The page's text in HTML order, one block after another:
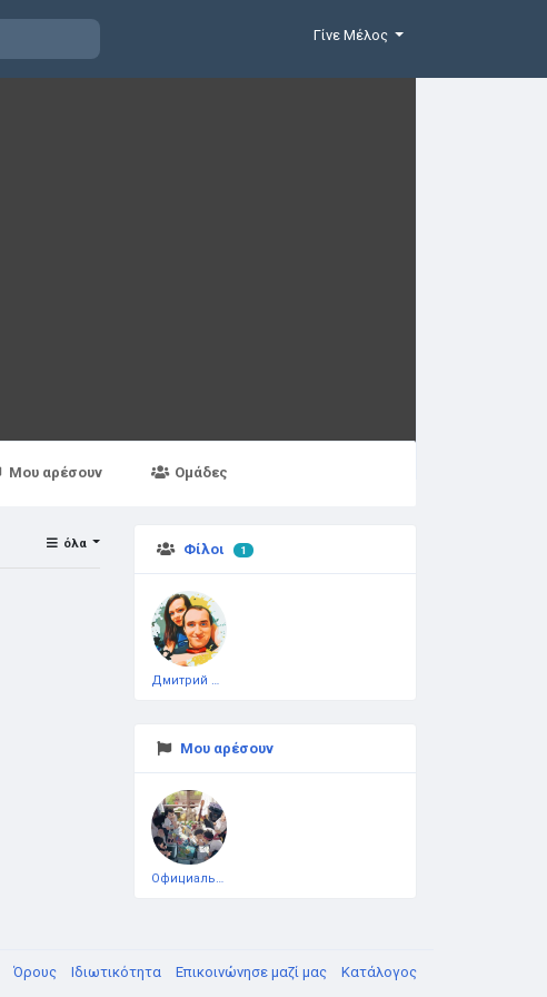
Γίνε Μέλος
Μου αρέσουν Ομάδες
Φίλοι 1
Дмитрий Чеботарёв
Μου αρέσουν
Официальная тестовая страница
όλα
Όρους Ιδιωτικότητα Επικοινώνησε μαζί μας Κατάλογος